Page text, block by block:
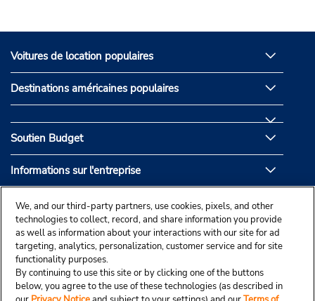
Voitures de location populaires
Destinations américaines populaires
Soutien Budget
Informations sur l'entreprise
Partenaires de Budget
We, and our third-party partners, use cookies, pixels, and other
technologies to collect, record, and share information you provide
as well as information about your interactions with our site for ad
targeting, analytics, personalization, customer service and for site
functionality purposes.
By continuing to use this site or by clicking one of the buttons
below, you agree to the use of these technologies (as described in